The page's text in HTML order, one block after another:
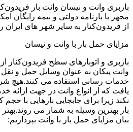
باربری وانت و نیسان وانت بار
مجهز با بارنامه دولتی و بیمه رایگان
از فریدون‌کنار به سایر شهر های ایران
مزایای حمل بار با وانت و نیسان
باربری و اتوبارهای سطح فریدون‌کنار
وانت پیکان به عنوان وسایل حمل و
خدمات رسانی استفاده می کنند.هیچ
یافت که از انواع وانت در جهت ارائه
نکند زیرا برای جابجایی بارهایی با
بار بهترین وسیله به شمار می
بیان مزایای حمل بار با وانت بپردازیم: